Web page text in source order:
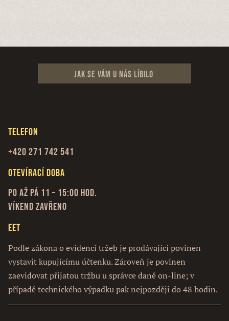
Jak se vám u nás líbilo
Telefon
+420 271 742 541
Otevírací doba
Po až Pá 11 – 15:00 hod.
Víkend zavřeno
EET
Podle zákona o evidenci tržeb je prodávající povinen
vystavit kupujícímu účtenku. Zároveň je povinen
zaevidovat přijatou tržbu u správce daně on-line; v
případě technického výpadku pak nejpozději do 48 hodin.